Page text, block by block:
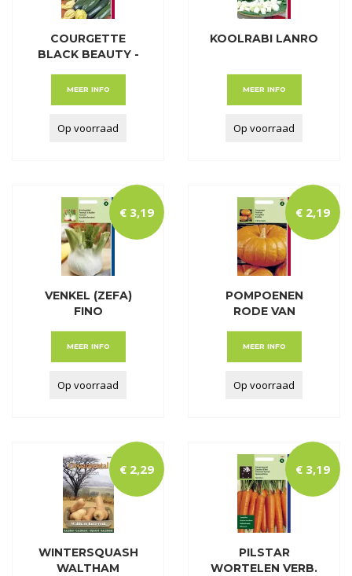
COURGETTE
BLACK BEAUTY -
MEER INFO
Op voorraad
KOOLRABI LANRO
MEER INFO
Op voorraad
VENKEL (ZEFA)
FINO
€ 3,19
MEER INFO
Op voorraad
POMPOENEN
RODE VAN
€ 2,19
MEER INFO
Op voorraad
WINTERSQUASH
WALTHAM
€ 2,29
PILSTAR
WORTELEN VERB.
€ 3,19